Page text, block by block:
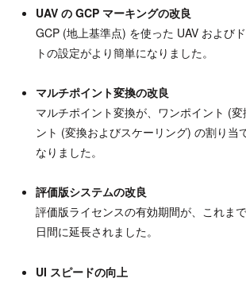
UAV の GCP マーキングの改良
GCP (地上基準点) を使った UAV および
トの設定がより簡単になりました。
マルチポイント変換の改良
マルチポイント変換が、ワンポイント (
ント (変換およびスケーリング) の割り当
なりました。
評価版システムの改良
評価版ライセンスの有効期間が、これま
日間に延長されました。
UI スピードの向上